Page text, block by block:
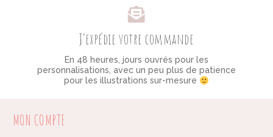
J’expédie votre commande
En 48 heures, jours ouvrés pour les
personnalisations, avec un peu plus de patience
pour les illustrations sur-mesure
MON COMPTE